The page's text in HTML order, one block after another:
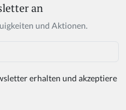
an
und Aktionen.
erhalten und akzeptiere